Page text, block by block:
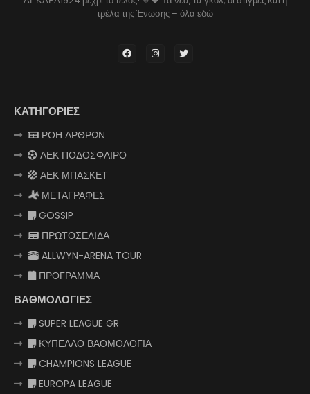
τρέλα της Ένωσης – όλα εδώ
ΚΑΤΗΓΟΡΙΕΣ
ΡΟΗ ΑΡΘΡΩΝ
ΑΕΚ ΠΟΔΟΣΦΑΙΡΟ
ΑΕΚ ΜΠΑΣΚΕΤ
ΜΕΤΑΓΡΑΦΕΣ
GOSSIP
ΠΡΩΤΟΣΕΛΙΔΑ
ALLWYN-ARENA TOUR
ΠΡΟΓΡΑΜΜΑ
ΒΑΘΜΟΛΟΓΙΕΣ
SUPER LEAGUE GR
ΚΥΠΕΛΛΟ ΒΑΘΜΟΛΟΓΙΑ
CHAMPIONS LEAGUE
EUROPA LEAGUE